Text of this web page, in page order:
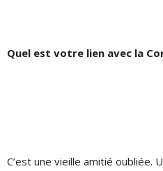
Quel est votre lien avec la
C’est une vieille amitié oubliée.